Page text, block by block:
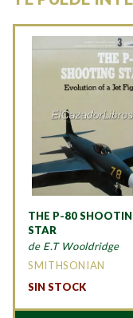
THE P-80
STAR
de E.T Wooldridge
SMITHSONIAN
SIN STOCK